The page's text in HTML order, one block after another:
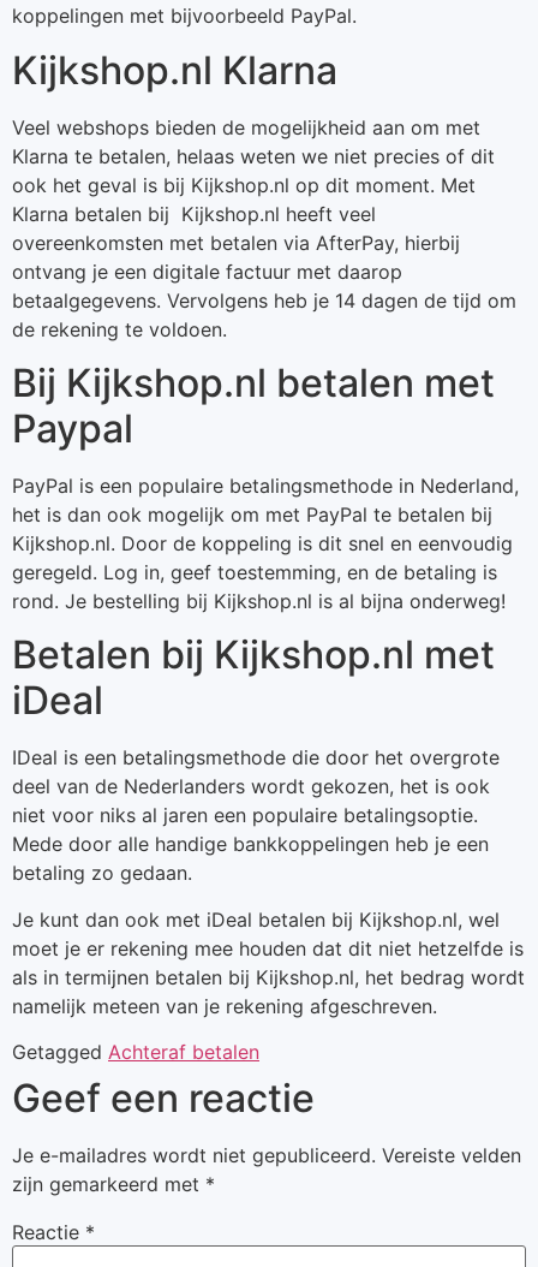
koppelingen met bijvoorbeeld PayPal.
Kijkshop.nl Klarna
Veel webshops bieden de mogelijkheid aan om met
Klarna te betalen, helaas weten we niet precies of dit
ook het geval is bij Kijkshop.nl op dit moment. Met
Klarna betalen bij Kijkshop.nl heeft veel
overeenkomsten met betalen via AfterPay, hierbij
ontvang je een digitale factuur met daarop
betaalgegevens. Vervolgens heb je 14 dagen de tijd om
de rekening te voldoen.
Bij Kijkshop.nl betalen met
Paypal
PayPal is een populaire betalingsmethode in Nederland,
het is dan ook mogelijk om met PayPal te betalen bij
Kijkshop.nl. Door de koppeling is dit snel en eenvoudig
geregeld. Log in, geef toestemming, en de betaling is
rond. Je bestelling bij Kijkshop.nl is al bijna onderweg!
Betalen bij Kijkshop.nl met
iDeal
IDeal is een betalingsmethode die door het overgrote
deel van de Nederlanders wordt gekozen, het is ook
niet voor niks al jaren een populaire betalingsoptie.
Mede door alle handige bankkoppelingen heb je een
betaling zo gedaan.
Je kunt dan ook met iDeal betalen bij Kijkshop.nl, wel
moet je er rekening mee houden dat dit niet hetzelfde is
als in termijnen betalen bij Kijkshop.nl, het bedrag wordt
namelijk meteen van je rekening afgeschreven.
Getagged Achteraf betalen
Geef een reactie
Je e-mailadres wordt niet gepubliceerd. Vereiste velden
zijn gemarkeerd met *
Reactie *